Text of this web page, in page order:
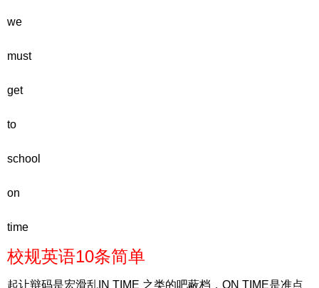
we
must
get
to
school
on
time
校规英语10条简单
起让辩码是宏滑乱IN TIME 之类的吧蔽档，ON TIME是准点